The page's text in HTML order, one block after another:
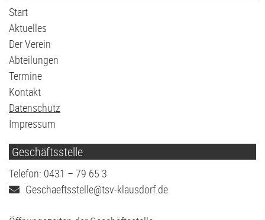
Navigation
überspringen
Start
Aktuelles
Der Verein
Abteilungen
Termine
Kontakt
Datenschutz
Impressum
Geschäftsstelle
Telefon: 0431 – 79 65 3
Geschaeftsstelle@tsv-klausdorf.de